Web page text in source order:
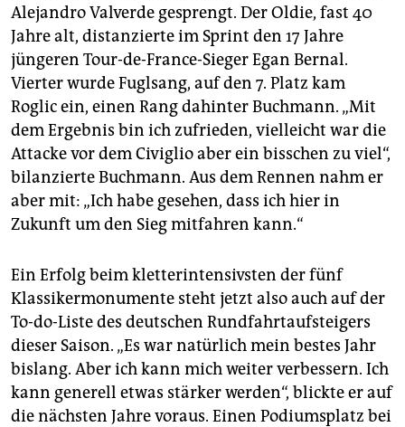
Alejandro Valverde gesprengt. Der Oldie, fast 40
Jahre alt, distanzierte im Sprint den 17 Jahre
jüngeren Tour-de-France-Sieger Egan Bernal.
Vierter wurde Fuglsang, auf den 7. Platz kam
Roglic ein, einen Rang dahinter Buchmann. „Mit
dem Ergebnis bin ich zufrieden, vielleicht war die
Attacke vor dem Civiglio aber ein bisschen zu viel“,
bilanzierte Buchmann. Aus dem Rennen nahm er
aber mit: „Ich habe gesehen, dass ich hier in
Zukunft um den Sieg mitfahren kann.“
Ein Erfolg beim kletterintensivsten der fünf
Klassikermonumente steht jetzt also auch auf der
To-do-Liste des deutschen Rundfahrtaufsteigers
dieser Saison. „Es war natürlich mein bestes Jahr
bislang. Aber ich kann mich weiter verbessern. Ich
kann generell etwas stärker werden“, blickte er auf
die nächsten Jahre voraus. Einen Podiumsplatz bei